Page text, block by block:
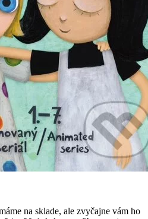
na sklade, ale zvyčajne vám ho